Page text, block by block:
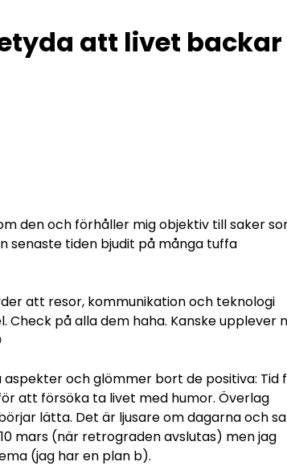
att livet backar
den och förhåller mig objektiv till saker
senaste tiden bjudit på många tuffa
att resor, kommunikation och teknologi
på alla dem haha. Kanske upplever
och glömmer bort de positiva: Tid
att försöka ta livet med humor. Överlag
lätta. Det är ljusare om dagarna och
mars (när retrograden avslutas) men jag
(jag har en plan b).